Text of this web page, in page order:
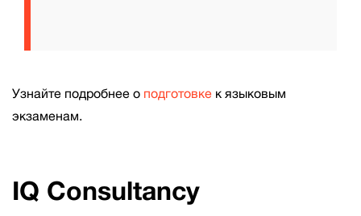
Узнайте подробнее о подготовке к языковым
экзаменам.
IQ Consultancy